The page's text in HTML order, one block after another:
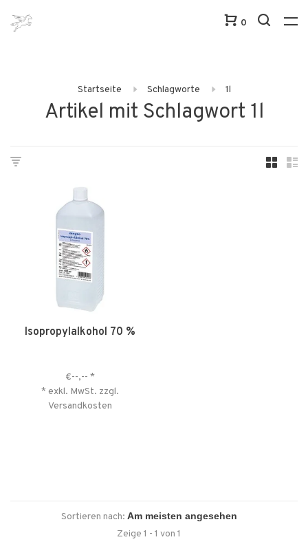
0
Startseite Schlagworte 1l
Artikel mit Schlagwort 1l
Isopropylalkohol 70 %
€--,-- *
* exkl. MwSt. zzgl.
Versandkosten
Sortieren nach:
Zeige 1 - 1 von 1